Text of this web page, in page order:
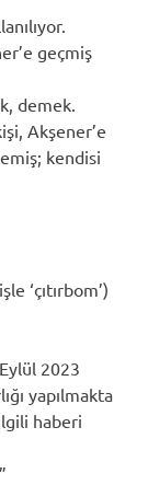
geçmiş
demek.
Akşener’e
kendisi
‘çıtırbom’)
2023
yapılmakta
haberi